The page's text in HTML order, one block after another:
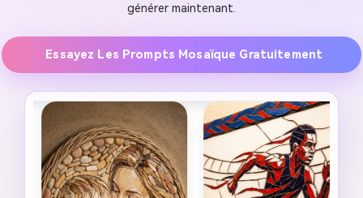
générer maintenant.
Essayez Les Prompts Mosaïque Gratuitement